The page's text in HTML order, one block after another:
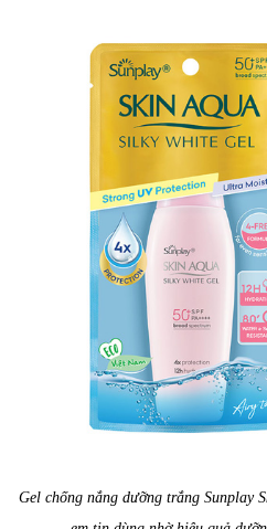
Gel chống nắng dưỡng trắng Sunplay